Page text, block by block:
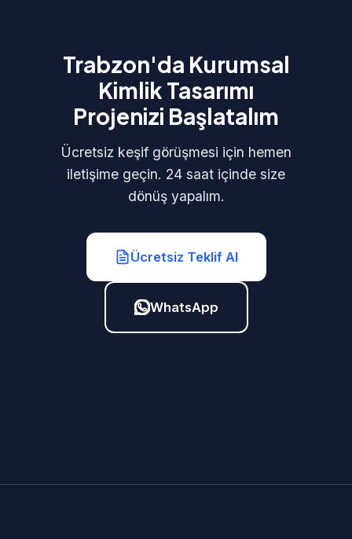
Trabzon'da Kurumsal
Kimlik Tasarımı
Projenizi Başlatalım
Ücretsiz keşif görüşmesi için hemen
iletişime geçin. 24 saat içinde size
dönüş yapalım.
Ücretsiz Teklif Al
WhatsApp